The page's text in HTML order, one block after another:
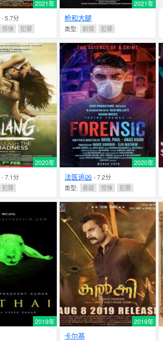
2021年
- 5.7分
惊悚 犯罪
2021年
枪和大腿
类型: 剧情 犯罪
2020年
- 7.1分
犯罪
2020年
法医追凶 - 7.2分
类型:
悬疑 惊悚 犯罪
2019年 2019年
卡尔基